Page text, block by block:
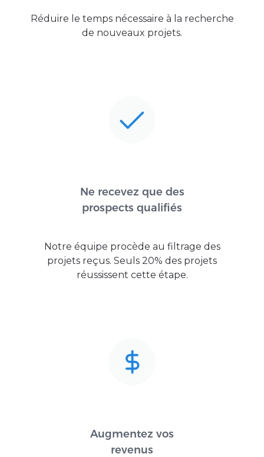
Réduire le temps nécessaire à la recherche
de nouveaux projets.
Ne recevez que des
prospects qualifiés
Notre équipe procède au filtrage des
projets reçus. Seuls 20% des projets
réussissent cette étape.
Augmentez vos
revenus